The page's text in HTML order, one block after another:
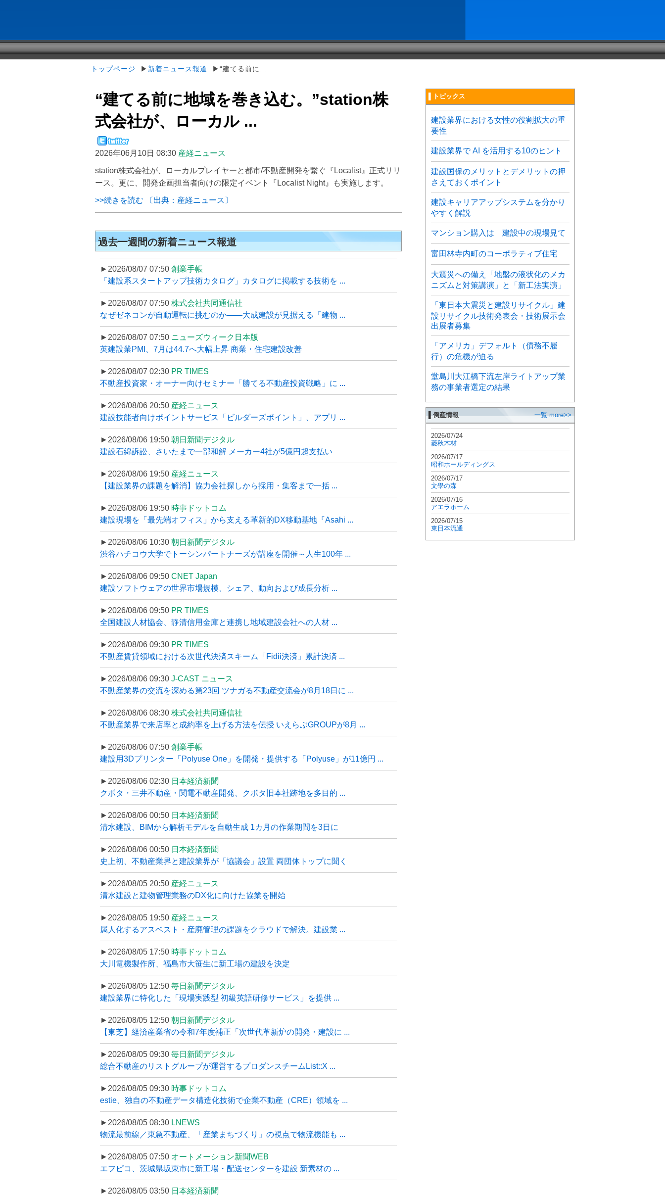
トップページ ▶ 新着ニュース報道 ▶“建てる前に...
“建てる前に地域を巻き込む。”station株
式会社が、ローカル ...
2026年06月10日 08:30 産経ニュース
station株式会社が、ローカルプレイヤーと都市/不動産開発を繋ぐ『Localist』正式リリ
ース。更に、開発企画担当者向けの限定イベント『Localist Night』も実施します。
>>続きを読む 〔出典：産経ニュース〕
過去一週間の新着ニュース報道
►2026/08/07 07:50 創業手帳
「建設系スタートアップ技術カタログ」カタログに掲載する技術を ...
►2026/08/07 07:50 株式会社共同通信社
なぜゼネコンが自動運転に挑むのか――大成建設が見据える「建物 ...
►2026/08/07 07:50 ニューズウィーク日本版
英建設業PMI、7月は44.7へ大幅上昇 商業・住宅建設改善
►2026/08/07 02:30 PR TIMES
不動産投資家・オーナー向けセミナー「勝てる不動産投資戦略」に ...
►2026/08/06 20:50 産経ニュース
建設技能者向けポイントサービス「ビルダーズポイント」、アプリ ...
►2026/08/06 19:50 朝日新聞デジタル
建設石綿訴訟、さいたまで一部和解 メーカー4社が5億円超支払い
►2026/08/06 19:50 産経ニュース
【建設業界の課題を解消】協力会社探しから採用・集客まで一括 ...
►2026/08/06 19:50 時事ドットコム
建設現場を「最先端オフィス」から支える革新的DX移動基地『Asahi ...
►2026/08/06 10:30 朝日新聞デジタル
渋谷ハチコウ大学でトーシンパートナーズが講座を開催～人生100年 ...
►2026/08/06 09:50 CNET Japan
建設ソフトウェアの世界市場規模、シェア、動向および成長分析 ...
►2026/08/06 09:50 PR TIMES
全国建設人材協会、静清信用金庫と連携し地域建設会社への人材 ...
►2026/08/06 09:30 PR TIMES
不動産賃貸領域における次世代決済スキーム「Fidii決済」累計決済 ...
►2026/08/06 09:30 J-CAST ニュース
不動産業界の交流を深める第23回 ツナガる不動産交流会が8月18日に ...
►2026/08/06 08:30 株式会社共同通信社
不動産業界で来店率と成約率を上げる方法を伝授 いえらぶGROUPが8月 ...
►2026/08/06 07:50 創業手帳
建設用3Dプリンター「Polyuse One」を開発・提供する「Polyuse」が11億円 ...
►2026/08/06 02:30 日本経済新聞
クボタ・三井不動産・関電不動産開発、クボタ旧本社跡地を多目的 ...
►2026/08/06 00:50 日本経済新聞
清水建設、BIMから解析モデルを自動生成 1カ月の作業期間を3日に
►2026/08/06 00:50 日本経済新聞
史上初、不動産業界と建設業界が「協議会」設置 両団体トップに聞く
►2026/08/05 20:50 産経ニュース
清水建設と建物管理業務のDX化に向けた協業を開始
►2026/08/05 19:50 産経ニュース
属人化するアスベスト・産廃管理の課題をクラウドで解決。建設業 ...
►2026/08/05 17:50 時事ドットコム
大川電機製作所、福島市大笹生に新工場の建設を決定
►2026/08/05 12:50 毎日新聞デジタル
建設業界に特化した「現場実践型 初級英語研修サービス」を提供 ...
►2026/08/05 12:50 朝日新聞デジタル
【東芝】経済産業省の令和7年度補正「次世代革新炉の開発・建設に ...
►2026/08/05 09:30 毎日新聞デジタル
総合不動産のリストグループが運営するプロダンスチームList::X ...
►2026/08/05 09:30 時事ドットコム
estie、独自の不動産データ構造化技術で企業不動産（CRE）領域を ...
►2026/08/05 08:30 LNEWS
物流最前線／東急不動産、「産業まちづくり」の視点で物流機能も ...
►2026/08/05 07:50 オートメーション新聞WEB
エフピコ、茨城県坂東市に新工場・配送センターを建設 新素材の ...
►2026/08/05 03:50 日本経済新聞
▌トピックス
建設業界における女性の役割拡大の重
要性
建設業界で AI を活用する10のヒント
建設国保のメリットとデメリットの押
さえておくポイント
建設キャリアアップシステムを分かり
やすく解説
マンション購入は 建設中の現場見て
富田林寺内町のコーポラティブ住宅
大震災への備え「地盤の液状化のメカ
ニズムと対策講演」と「新工法実演」
「東日本大震災と建設リサイクル」建
設リサイクル技術発表会・技術展示会
出展者募集
「アメリカ」デフォルト（債務不履
行）の危機が迫る
堂島川大江橋下流左岸ライトアップ業
務の事業者選定の結果
▌倒産情報 一覧 more>>
2026/07/24
菱秋木材
2026/07/17
昭和ホールディングス
2026/07/17
文學の森
2026/07/16
アエラホーム
2026/07/15
東日本流通